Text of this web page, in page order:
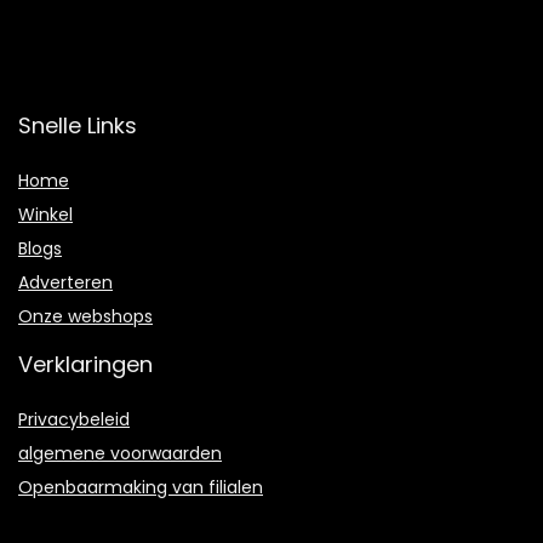
Snelle Links
Home
Winkel
Blogs
Adverteren
Onze webshops
Verklaringen
Privacybeleid
algemene voorwaarden
Openbaarmaking van filialen